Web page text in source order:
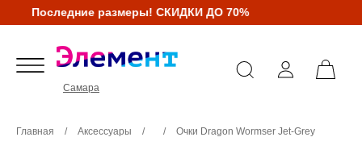
Последние размеры! СКИДКИ ДО 70%
Самара
Главная / Аксессуары / / Очки Dragon Wormser Jet-Grey